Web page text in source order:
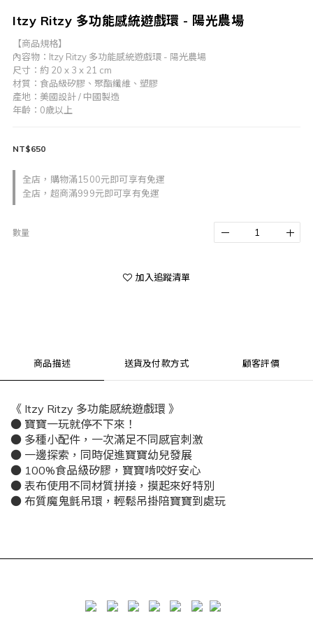
Itzy Ritzy 多功能感統遊戲環 - 陽光農場
【商品規格】
內容物：Itzy Ritzy 多功能感統遊戲環 - 陽光農場
尺寸：約 20 x 3 x 21 cm
材質：食品級矽膠、聚酯纖維、塑膠
產地：美國設計 / 中國製造
年齡：0歲以上
全店，購物滿1500元即可享有免運
全店，超商滿999元即可享有免運
NT$650
數量
加入追蹤清單
商品描述 送貨及付款方式 顧客評價
《 Itzy Ritzy 多功能感統遊戲環 》
● 寶寶一玩就停不下來！
● 多種小配件，一次滿足不同感官刺激
● 一邊探索，同時促進寶寶幼兒發展
● 100%食品級矽膠，寶寶啃咬好安心
● 表布使用不同材質拼接，摸起來好特別
● 布質魔鬼氈吊環，輕鬆吊掛陪寶寶到處玩